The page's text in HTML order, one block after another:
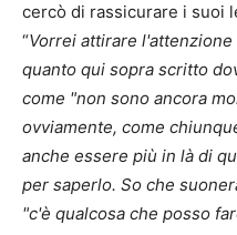
cercò di rassicurare i suoi
“Vorrei attirare
quanto qui sopra scritto
come "non sono ancora
ovviamente, come
anche essere più in là di
per saperlo. So che
"c'è qualcosa che posso